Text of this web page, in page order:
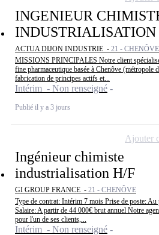
INGENIEUR
INDUSTRIALISATION
ACTUA DIJON INDUSTRIE - 21 - CHENÔVE
MISSIONS PRINCIPALES Notre client
fine pharmaceutique basée à Chenôve (métropole
fabrication de principes actifs et...
Intérim - Non renseigné
Publié il y a 3 jours
Ingénieur chimiste
industrialisation H/F
GI GROUP FRANCE - 21 - CHENÔVE
Type de contrat: Intérim 7 mois Prise de poste:
Salaire: A partir de 44 000€ brut annuel Notre
pour l'un de ses clients,...
Intérim - Non renseigné
Ajouter